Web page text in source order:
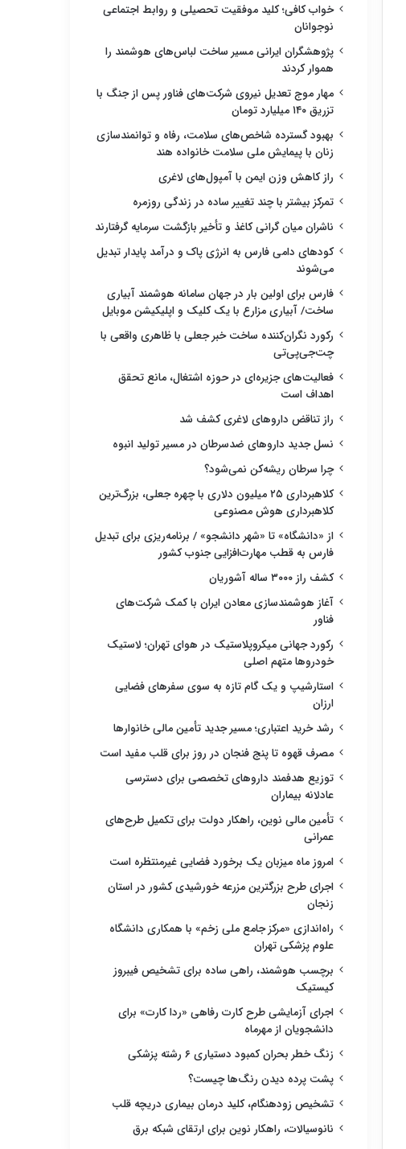
خواب کافی؛ کلید موفقیت تحصیلی و روابط اجتماعی
نوجوانان
پژوهشگران ایرانی مسیر ساخت لباس‌های هوشمند را
هموار کردند
مهار موج تعدیل نیروی شرکت‌های فناور پس از جنگ با
تزریق ۱۴۰ میلیارد تومان
بهبود گسترده شاخص‌های سلامت، رفاه و توانمندسازی
زنان با پیمایش ملی سلامت خانواده هند
راز کاهش وزن ایمن با آمپول‌های لاغری
تمرکز بیشتر با چند تغییر ساده در زندگی روزمره
ناشران میان گرانی کاغذ و تأخیر بازگشت سرمایه گرفتارند
کودهای دامی فارس به انرژی پاک و درآمد پایدار تبدیل
می‌شوند
فارس برای اولین بار در جهان سامانه هوشمند آبیاری
ساخت/ آبیاری مزارع با یک کلیک و اپلیکیشن موبایل
رکورد نگران‌کننده ساخت خبر جعلی با ظاهری واقعی با
چت‌جی‌پی‌تی
فعالیت‌های جزیره‌ای در حوزه اشتغال، مانع تحقق
اهداف است
راز تناقض داروهای لاغری کشف شد
نسل جدید داروهای ضدسرطان در مسیر تولید انبوه
چرا سرطان ریشه‌کن نمی‌شود؟
کلاهبرداری ۲۵ میلیون دلاری با چهره جعلی، بزرگ‌ترین
کلاهبرداری هوش مصنوعی
از «دانشگاه» تا «شهر دانشجو» / برنامه‌ریزی برای تبدیل
فارس به قطب مهارت‌افزایی جنوب کشور
کشف راز ۳۰۰۰ ساله آشوریان
آغاز هوشمندسازی معادن ایران با کمک شرکت‌های
فناور
رکورد جهانی میکروپلاستیک در هوای تهران؛ لاستیک
خودروها متهم اصلی
استارشیپ و یک گام تازه به سوی سفرهای فضایی
ارزان
رشد خرید اعتباری؛ مسیر جدید تأمین مالی خانوارها
مصرف قهوه تا پنج فنجان در روز برای قلب مفید است
توزیع هدفمند داروهای تخصصی برای دسترسی
عادلانه بیماران
تأمین مالی نوین، راهکار دولت برای تکمیل طرح‌های
عمرانی
امروز ماه میزبان یک برخورد فضایی غیرمنتظره است
اجرای طرح بزرگترین مزرعه خورشیدی کشور در استان
زنجان
راه‌اندازی «مرکز جامع ملی زخم» با همکاری دانشگاه
علوم پزشکی تهران
برچسب هوشمند، راهی ساده برای تشخیص فیبروز
کیستیک
اجرای آزمایشی طرح کارت رفاهی «ردا کارت» برای
دانشجویان از مهرماه
زنگ خطر بحران کمبود دستیاری ۶ رشته پزشکی
پشت پرده دیدن رنگ‌ها چیست؟
تشخیص زودهنگام، کلید درمان بیماری دریچه قلب
نانوسیالات، راهکار نوین برای ارتقای شبکه برق